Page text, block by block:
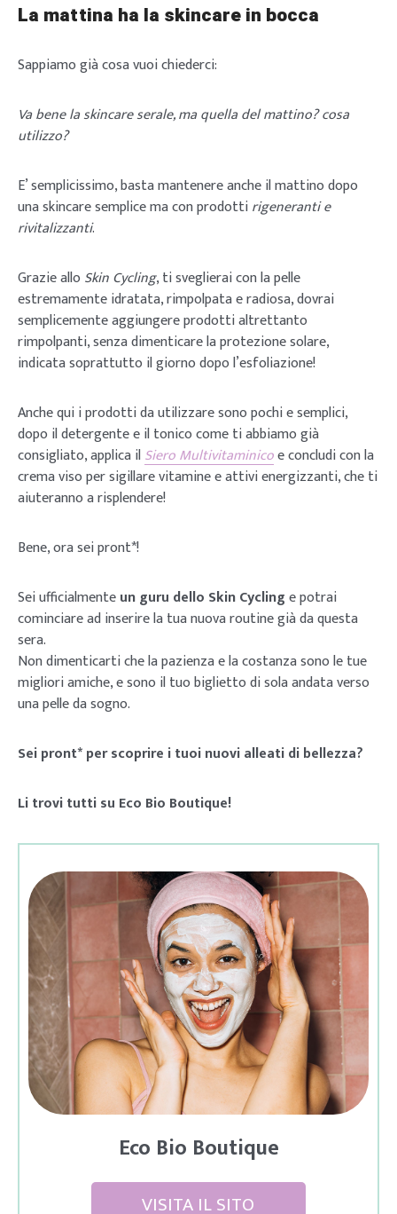
La mattina ha la skincare in bocca
Sappiamo già cosa vuoi chiederci:
Va bene la skincare serale, ma quella del mattino? cosa
utilizzo?
E’ semplicissimo, basta mantenere anche il mattino dopo
una skincare semplice ma con prodottirigeneranti e
rivitalizzanti.
Grazie allo Skin Cycling, ti sveglierai con la pelle
estremamente idratata, rimpolpata e radiosa, dovrai
semplicemente aggiungere prodotti altrettanto
rimpolpanti, senza dimenticare la protezione solare,
indicata soprattutto il giorno dopo l’esfoliazione!
Anche qui i prodotti da utilizzare sono pochi e semplici,
dopo il detergente e il tonico come ti abbiamo già
consigliato, applica ilSiero Multivitaminicoe concludi con la
crema viso per sigillare vitamine e attivi energizzanti, che ti
aiuteranno a risplendere!
Bene, ora sei pront*!
Sei ufficialmenteun guru dello Skin Cyclinge potrai
cominciare ad inserire la tua nuova routine già da questa
sera.
Non dimenticarti che la pazienza e la costanza sono le tue
migliori amiche, e sono il tuo biglietto di sola andata verso
una pelle da sogno.
Sei pront* per scoprire i tuoi nuovi alleati di bellezza?
Li trovi tutti su Eco Bio Boutique!
Eco Bio Boutique
VISITA IL SITO